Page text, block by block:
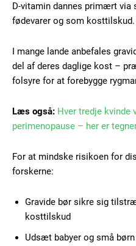
D-vitamin dannes primært via
fødevarer og som kosttilskud.
I mange lande anbefales
del af deres daglige kost –
folsyre for at forebygge
Læs også: Hver tredje kvinde
perimenopause – her er
For at mindske risikoen for
forskerne:
Gravide bør sikre sig
kosttilskud
Udsæt babyer og små